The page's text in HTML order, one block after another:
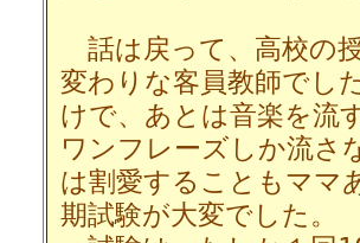
話は戻って、高校の
変わりな客員教師でし
けで、あとは音楽を流
ワンフレーズしか流さ
は割愛することもママ
期試験が大変でした。